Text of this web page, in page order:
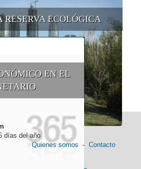
RESERVA ECOLÓGICA
EN EL
días del año
Quienes somos - Contacto